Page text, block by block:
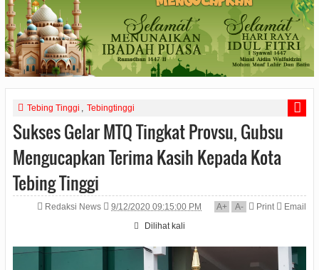
Tebing Tinggi Tebingtinggi
Sukses Gelar MTQ Tingkat Provsu, Gubsu
Mengucapkan Terima Kasih Kepada Kota
Tebing Tinggi
Redaksi News 9/12/2020 09:15:00 PM A+ A- Print
Email
Dilihat kali